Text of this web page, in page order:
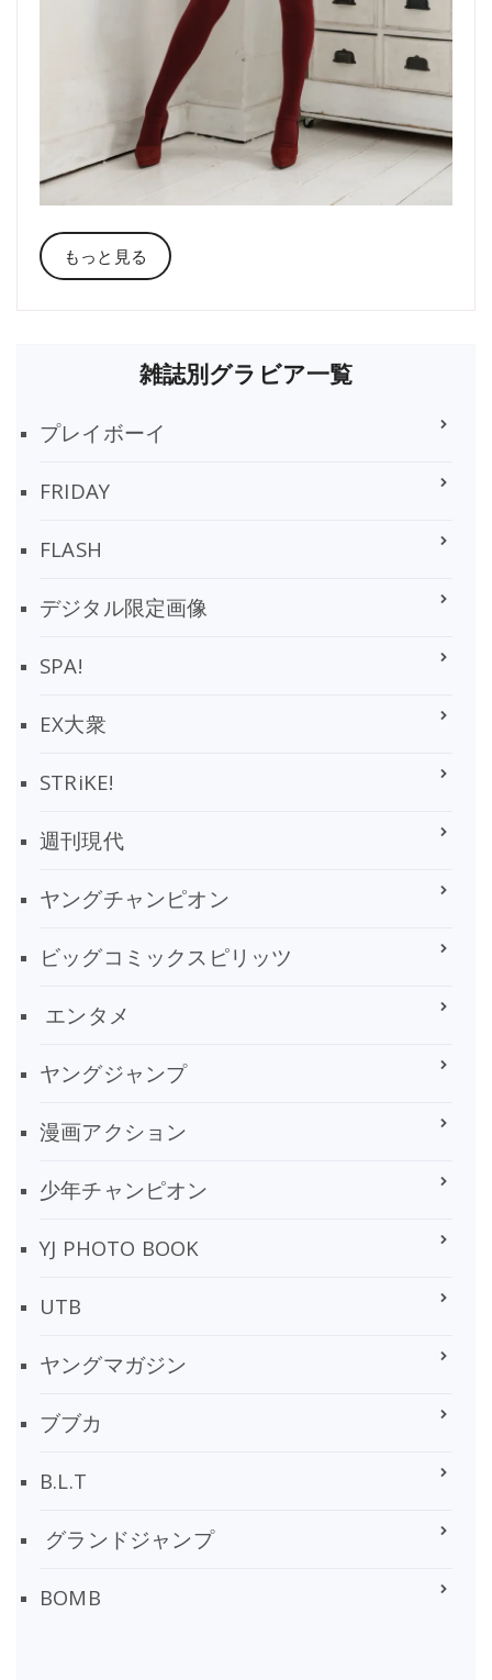
もっと見る
雑誌別グラビア一覧
プレイボーイ
FRIDAY
FLASH
デジタル限定画像
SPA!
EX大衆
STRiKE!
週刊現代
ヤングチャンピオン
ビッグコミックスピリッツ
エンタメ
ヤングジャンプ
漫画アクション
少年チャンピオン
YJ PHOTO BOOK
UTB
ヤングマガジン
ブブカ
B.L.T
グランドジャンプ
BOMB